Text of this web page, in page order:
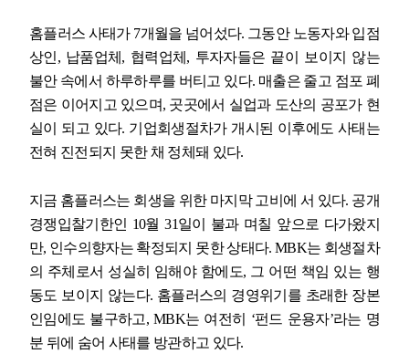
홈플러스 사태가 7개월을 넘어섰다. 그동안 노동자와 입점
상인, 납품업체 , 협력업체 , 투자자들은 끝이 보이지 않는
불안 속에서 하루하루를 버티고 있다. 매출은 줄고 점포 폐
점은 이어지고 있으며, 곳곳에서 실업과 도산의 공포가 현
실이 되고 있다. 기업회생절차가 개시된 이후에도 사태는
전혀 진전되지 못한 채 정체돼 있다.
지금 홈플러스는 회생을 위한 마지막 고비에 서 있다. 공개
경쟁입찰기한인 10월31일이 불과 며칠 앞으로 다가왔지
만, 인수의향자는 확정되지 못한 상태다. MBK는 회생절차
의 주체로서 성실히 임해야 함에도, 그 어떤 책임 있는 행
동도 보이지 않는다. 홈플러스의 경영위기를 초래한 장본
인임에도 불구하고, MBK는 여전히 ‘펀드 운용자’라는 명
분 뒤에 숨어 사태를 방관하고 있다.